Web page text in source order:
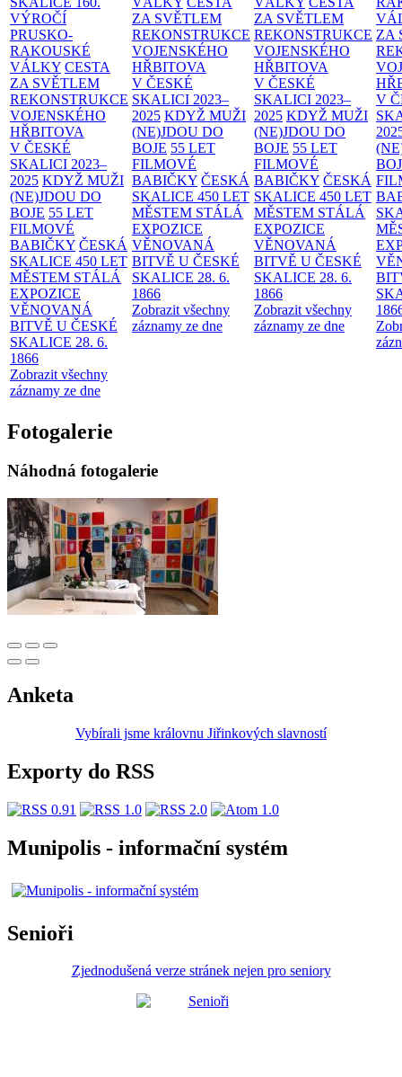
VÝROČÍ
PRUSKO-
RAKOUSKÉ
VÁLKY CESTA
ZA SVĚTLEM
REKONSTRUKCE
VOJENSKÉHO
HŘBITOVA
V ČESKÉ
SKALICI 2023–
2025 KDYŽ MUŽI
(NE)JDOU DO
BOJE 55 LET
FILMOVÉ
BABIČKY ČESKÁ
SKALICE 450 LET
MĚSTEM STÁLÁ
EXPOZICE
VĚNOVANÁ
BITVĚ U ČESKÉ
SKALICE 28. 6.
1866
Zobrazit všechny
záznamy ze dne
ZA SVĚTLEM
REKONSTRUKCE
VOJENSKÉHO
HŘBITOVA
V ČESKÉ
SKALICI 2023–
2025 KDYŽ MUŽI
(NE)JDOU DO
BOJE 55 LET
FILMOVÉ
BABIČKY ČESKÁ
SKALICE 450 LET
MĚSTEM STÁLÁ
EXPOZICE
VĚNOVANÁ
BITVĚ U ČESKÉ
SKALICE 28. 6.
1866
Zobrazit všechny
záznamy ze dne
ZA SVĚTLEM
REKONSTRUKCE
VOJENSKÉHO
HŘBITOVA
V ČESKÉ
SKALICI 2023–
2025 KDYŽ MUŽI
(NE)JDOU DO
BOJE 55 LET
FILMOVÉ
BABIČKY ČESKÁ
SKALICE 450 LET
MĚSTEM STÁLÁ
EXPOZICE
VĚNOVANÁ
BITVĚ U ČESKÉ
SKALICE 28. 6.
1866
Zobrazit všechny
záznamy ze dne
ZA
V
Fotogalerie
Náhodná fotogalerie
Anketa
Vybírali jsme královnu Jiřinkových slavností
Exporty do RSS
Munipolis - informační systém
Senioři
Zjednodušená verze stránek nejen pro seniory